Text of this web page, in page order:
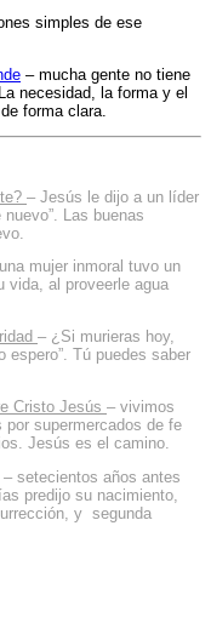
simples de ese
– mucha gente no tiene
necesidad, la forma y el
forma clara.
– Jesús le dijo a un líder
Las buenas
mujer inmoral tuvo un
vida, al proveerle agua
– ¿Si murieras hoy,
espero”. Tú puedes saber
Cristo Jesús – vivimos
por supermercados de fe
Jesús es el camino.
– setecientos años antes
predijo su nacimiento,
y segunda